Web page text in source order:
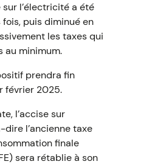
l’électricité a été
puis diminué en
les taxes qui
au minimum.
prendra fin
février 2025.
l’accise sur
dire l’ancienne taxe
finale
sera rétablie à son